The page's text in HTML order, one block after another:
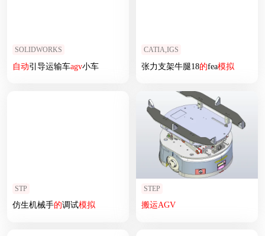
SOLIDWORKS
自动引导运输车agv小车
CATIA,IGS
张力支架牛腿18的fea模拟
STP
仿生机械手的调试模拟
STEP
搬运AGV